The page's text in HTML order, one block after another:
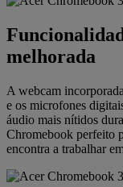
melhorada
A webcam
e os microfones
áudio mais nítidos
Chromebook perfeito
encontra a trabalhar